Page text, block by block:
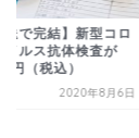
送で完結】新型コロ
イルス抗体検査が
円（税込）
2020年8月6日